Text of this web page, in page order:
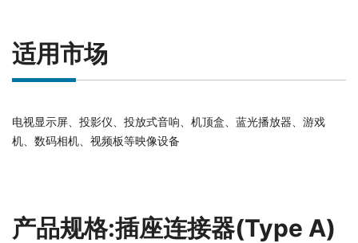
适用市场
电视显示屏、投影仪、投放式音响、机顶盒、蓝光播放器、游戏
机、数码相机、视频板等映像设备
产品规格:插座连接器(Type A)